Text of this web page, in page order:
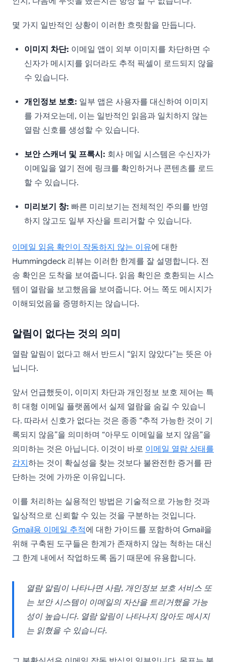
몇 가지 일반적인 상황이 이러한 흐릿함을 만듭니다.
이미지 차단: 이메일 앱이 외부 이미지를 차단하면 수
신자가 메시지를 읽더라도 추적 픽셀이 로드되지 않을
수 있습니다.
개인정보 보호: 일부 앱은 사용자를 대신하여 이미지
를 가져오는데, 이는 일반적인 읽음과 일치하지 않는
열람 신호를 생성할 수 있습니다.
보안 스캐너 및 프록시: 회사 메일 시스템은 수신자가
이메일을 열기 전에 링크를 확인하거나 콘텐츠를 로드
할 수 있습니다.
미리보기 창: 빠른 미리보기는 전체적인 주의를 반영
하지 않고도 일부 자산을 트리거할 수 있습니다.
이메일 읽음 확인이 작동하지 않는 이유에 대한
Hummingdeck 리뷰는 이러한 한계를 잘 설명합니다. 전
송 확인은 도착을 보여줍니다. 읽음 확인은 호환되는 시스
템이 열람을 보고했음을 보여줍니다. 어느 쪽도 메시지가
이해되었음을 증명하지는 않습니다.
알림이 없다는 것의 의미
열람 알림이 없다고 해서 반드시 “읽지 않았다”는 뜻은 아
닙니다.
앞서 언급했듯이, 이미지 차단과 개인정보 보호 제어는 특
히 대형 이메일 플랫폼에서 실제 열람을 숨길 수 있습니
다. 따라서 신호가 없다는 것은 종종 “추적 가능한 것이 기
록되지 않음”을 의미하며 “아무도 이메일을 보지 않음”을
의미하는 것은 아닙니다. 이것이 바로 이메일 열람 상태를
감지하는 것이 확실성을 찾는 것보다 불완전한 증거를 판
단하는 것에 가까운 이유입니다.
이를 처리하는 실용적인 방법은 기술적으로 가능한 것과
일상적으로 신뢰할 수 있는 것을 구분하는 것입니다.
Gmail용 이메일 추적에 대한 가이드를 포함하여 Gmail을
위해 구축된 도구들은 한계가 존재하지 않는 척하는 대신
그 한계 내에서 작업하도록 돕기 때문에 유용합니다.
열람 알림이 나타나면 사람, 개인정보 보호 서비스 또
는 보안 시스템이 이메일의 자산을 트리거했을 가능
성이 높습니다. 열람 알림이 나타나지 않아도 메시지
는 읽혔을 수 있습니다.